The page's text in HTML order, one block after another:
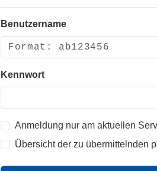
Benutzername
Kennwort
Anmeldung nur am aktuellen
Übersicht der zu übermittelnden